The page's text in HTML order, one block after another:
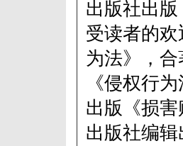
出版社出版
受读者的
为法》，
《侵权行
出版《损
出版社编